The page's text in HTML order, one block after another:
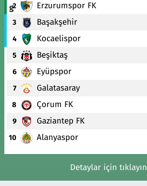
2 Erzurumspor FK
3 Başakşehir
4 Kocaelispor
5 Beşiktaş
6 Eyüpspor
7 Galatasaray
8 Çorum FK
9 Gaziantep FK
10 Alanyaspor
Detaylar için tıklayın